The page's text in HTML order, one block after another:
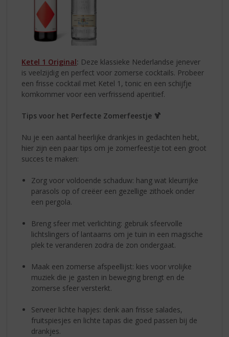
Ketel 1 Original: Deze klassieke Nederlandse jenever
is veelzijdig en perfect voor zomerse cocktails. Probeer
een frisse cocktail met Ketel 1, tonic en een schijfje
komkommer voor een verfrissend aperitief.
Tips voor het Perfecte Zomerfeestje 🍹
Nu je een aantal heerlijke drankjes in gedachten hebt,
hier zijn een paar tips om je zomerfeestje tot een groot
succes te maken:
Zorg voor voldoende schaduw: hang wat kleurrijke
parasols op of creëer een gezellige zithoek onder
een pergola.
Breng sfeer met verlichting: gebruik sfeervolle
lichtslingers of lantaarns om je tuin in een magische
plek te veranderen zodra de zon ondergaat.
Maak een zomerse afspeellijst: kies voor vrolijke
muziek die je gasten in beweging brengt en de
zomerse sfeer versterkt.
Serveer lichte hapjes: denk aan frisse salades,
fruitspiesjes en lichte tapas die goed passen bij de
drankjes.